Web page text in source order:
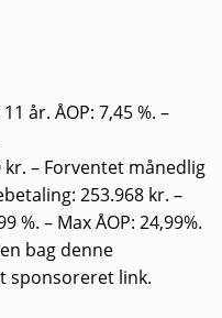
år. ÅOP: 7,45 %. –
– Forventet månedlig
253.968 kr. –
%. – Max ÅOP: 24,99%.
bag denne
sponsoreret link.